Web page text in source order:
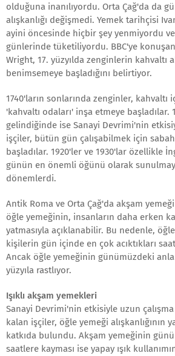
olduğuna inanılıyordu. Orta Çağ'da da
alışkanlığı değişmedi. Yemek tarihçisi
ayini öncesinde hiçbir şey yenmiyordu ve
günlerinde tüketiliyordu. BBC'ye
Wright, 17. yüzyılda zenginlerin kahvaltı
benimsemeye başladığını belirtiyor.
1740'ların sonlarında zenginler, kahvaltı
'kahvaltı odaları' inşa etmeye başladılar.
gelindiğinde ise Sanayi Devrimi'nin
işçiler, bütün gün çalışabilmek için
başladılar. 1920'ler ve 1930'lar özellikle
günün en önemli öğünü olarak
dönemlerdi.
Antik Roma ve Orta Çağ'da akşam
öğle yemeğinin, insanların daha erken
yatmasıyla açıklanabilir. Bu nedenle,
kişilerin gün içinde en çok acıktıkları
Ancak öğle yemeğinin günümüzdeki
yüzyıla rastlıyor.
Işıklı akşam yemekleri
Sanayi Devrimi'nin etkisiyle uzun
kalan işçiler, öğle yemeği alışkanlığının
katkıda bulundu. Akşam yemeğinin
saatlere kayması ise yapay ışık